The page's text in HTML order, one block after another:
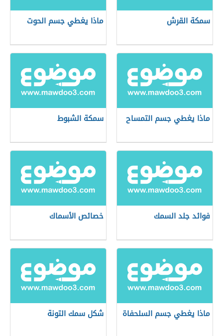
سمكة القرش ماذا يغطي جسم الحوت
ماذا يغطي جسم التمساح سمكة الشبوط
فوائد جلد السمك خصائص الأسماك
ماذا يغطي جسم السلحفاة شكل سمك التونة